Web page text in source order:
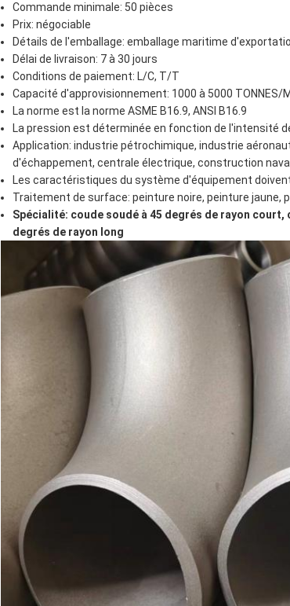
Commande minimale: 50 pièces
Prix: négociable
Détails de l'emballage: emballage maritime
Délai de livraison: 7 à 30 jours
Conditions de paiement: L/C, T/T
Capacité d'approvisionnement: 1000 à 5000 TONNES/
La norme est la norme ASME B16.9, ANSI B16.9
La pression est déterminée en fonction de l'intensité
Application: industrie pétrochimique, industrie
d'échappement, centrale électrique, construction
Les caractéristiques du système d'équipement
Traitement de surface: peinture noire, peinture jaune,
Spécialité: coude soudé à 45 degrés de rayon
degrés de rayon long